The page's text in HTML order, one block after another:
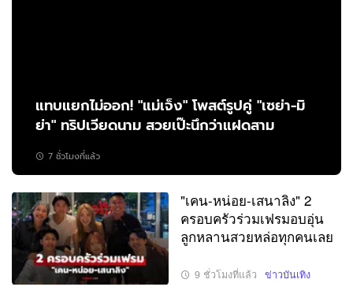
แทบแยกไม่ออก! "แม่เจ็ง" โพสต์รูปคู่ "เซย่า-มิ
ย่า" ทริปเวียดนาม สวยเป๊ะนึกว่าแฝดสาม
7 ชั่วโมงที่แล้ว
"เคน-หน่อย-เสนาลิง" 2
ครอบครัวร่วมเฟรมอบอุ่น
ลูกหลานสวยหล่อทุกคนเลย
9 ชั่วโมงที่แล้ว ข่าวบันเทิง